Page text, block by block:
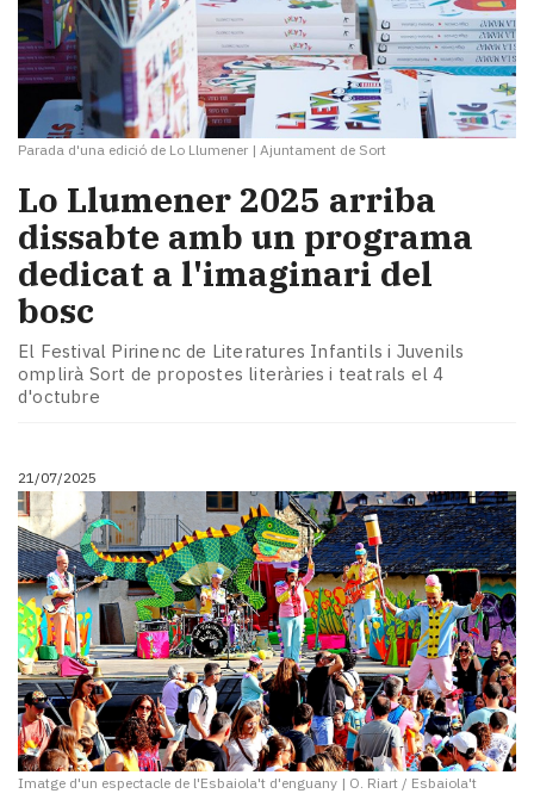
Parada d'una edició de Lo Llumener | Ajuntament de Sort
Lo Llumener 2025 arriba
dissabte amb un programa
dedicat a l'imaginari del
bosc
El Festival Pirinenc de Literatures Infantils i Juvenils
omplirà Sort de propostes literàries i teatrals el 4
d'octubre
21/07/2025
Imatge d'un espectacle de l'Esbaiola't d'enguany | O. Riart / Esbaiola't